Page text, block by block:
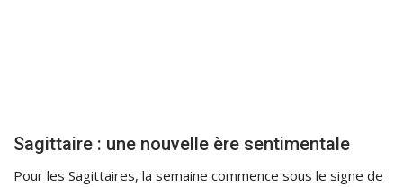
Sagittaire : une nouvelle ère sentimentale
Pour les Sagittaires, la semaine commence sous le signe de